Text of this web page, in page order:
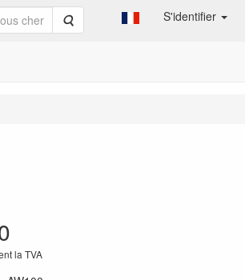
Rechercher S'identifier
la TVA